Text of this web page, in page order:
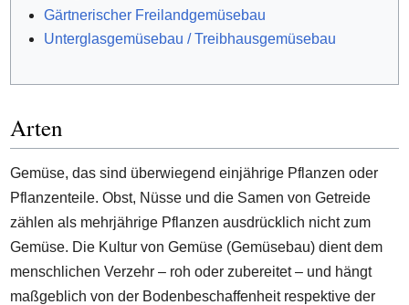
Gärtnerischer Freilandgemüsebau
Unterglasgemüsebau / Treibhausgemüsebau
Arten
Gemüse, das sind überwiegend einjährige Pflanzen oder
Pflanzenteile. Obst, Nüsse und die Samen von Getreide
zählen als mehrjährige Pflanzen ausdrücklich nicht zum
Gemüse. Die Kultur von Gemüse (Gemüsebau) dient dem
menschlichen Verzehr – roh oder zubereitet – und hängt
maßgeblich von der Bodenbeschaffenheit respektive der